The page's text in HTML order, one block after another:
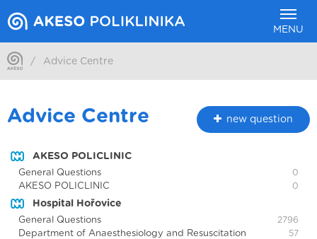
MENU
/ Advice Centre
Advice Centre new question
AKESO POLICLINIC
General Questions 0
AKESO POLICLINIC 0
Hospital Hořovice
General Questions 2796
Department of Anaesthesiology and Resuscitation 57